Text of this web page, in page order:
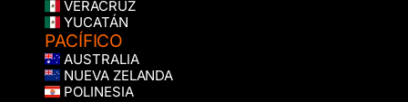
VERACRUZ
YUCATÁN
PACÍFICO
AUSTRALIA
NUEVA ZELANDA
POLINESIA